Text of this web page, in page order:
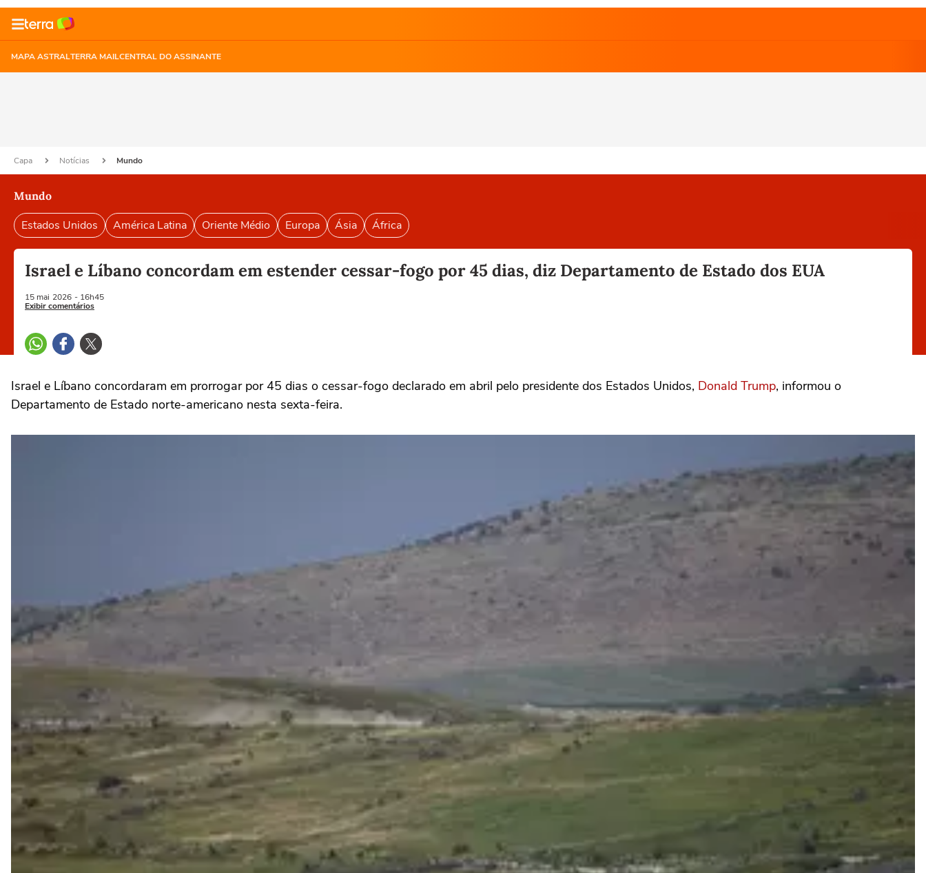
MAPA ASTRALTERRA MAILCENTRAL DO ASSINANTE
Capa Notícias Mundo
Mundo
Estados Unidos América Latina Oriente Médio Europa Ásia África
Israel e Líbano concordam em estender cessar-fogo por 45 dias, diz Departamento de Estado dos EUA
15 mai 2026 - 16h45
Exibir comentários
Israel e ‌Líbano concordaram em prorrogar por 45 dias o cessar-fogo declarado em abril pelo presidente dos Estados Unidos, Donald Trump, informou o
Departamento de ⁠Estado norte-americano nesta sexta-feira.